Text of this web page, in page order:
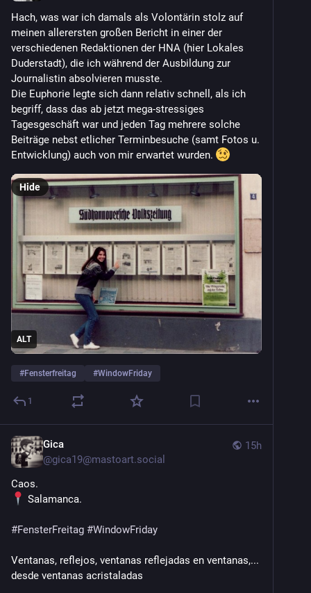
Hach, was war ich damals als Volontärin stolz auf
meinen allerersten großen Bericht in einer der
verschiedenen Redaktionen der HNA (hier Lokales
Duderstadt), die ich während der Ausbildung zur
Journalistin absolvieren musste.
Die Euphorie legte sich dann relativ schnell, als ich
begriff, dass das ab jetzt mega-stressiges
Tagesgeschäft war und jeden Tag mehrere solche
Beiträge nebst etlicher Terminbesuche (samt Fotos u.
Entwicklung) auch von mir erwartet wurden.
ALT
Hide
#Fensterfreitag #WindowFriday
1
15h
Gica
@gica19@mastoart.social
Caos.
Salamanca.
#FensterFreitag #WindowFriday
Ventanas, reflejos, ventanas reflejadas en ventanas,...
desde ventanas acristaladas